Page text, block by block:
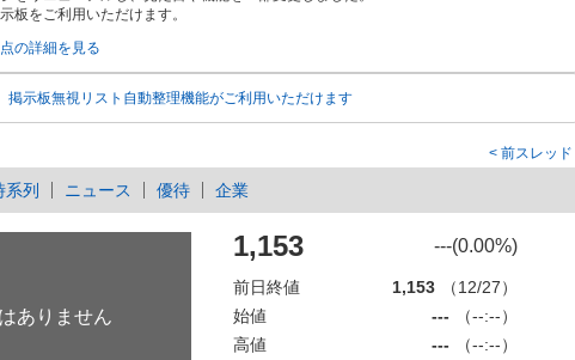
板をご利用いただけます。
の詳細を見る
掲示板無視リスト自動整理機能がご利用いただけます
前スレッド
系列 ニュース 優待 企業
1,153 ---(0.00%)
前日終値 1,153
（12/27）
始値
---
（--:--）
高値
---
（--:--）